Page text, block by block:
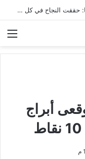
أول تعليق من محمد صلاح بعد وصوله تركيا: حققت النجاح في كل مكان
أبراج